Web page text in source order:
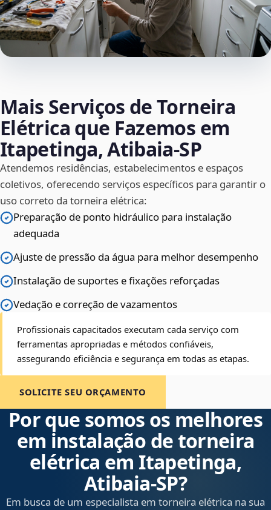
Mais Serviços de Torneira
Elétrica que Fazemos em
Itapetinga, Atibaia‑SP
Atendemos residências, estabelecimentos e espaços
coletivos, oferecendo serviços específicos para garantir o
uso correto da torneira elétrica:
Preparação de ponto hidráulico para instalação
adequada
Ajuste de pressão da água para melhor desempenho
Instalação de suportes e fixações reforçadas
Vedação e correção de vazamentos
Profissionais capacitados executam cada serviço com
ferramentas apropriadas e métodos confiáveis,
assegurando eficiência e segurança em todas as etapas.
SOLICITE SEU ORÇAMENTO
Por que somos os melhores
em instalação de torneira
elétrica em Itapetinga,
Atibaia‑SP?
Em busca de um especialista em torneira elétrica na sua